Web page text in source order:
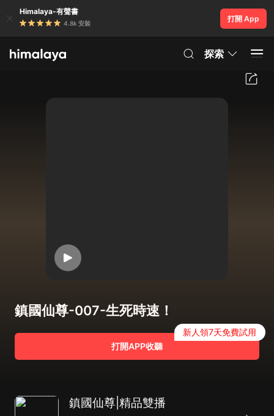
Himalaya-有聲書
4.8k 安裝
打開 App
探索
鎮國仙尊-007-生死時速！
打開APP收聽
新人領7天免費試用
鎮國仙尊|精品雙播